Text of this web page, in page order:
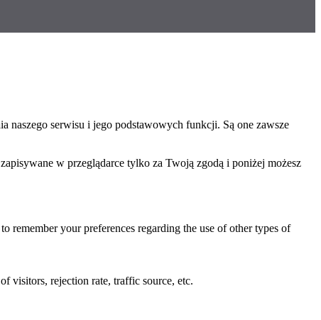
naszego serwisu i jego podstawowych funkcji. Są one zawsze
w przeglądarce tylko za Twoją zgodą i poniżej możesz
remember your preferences regarding the use of other types of
visitors, rejection rate, traffic source, etc.